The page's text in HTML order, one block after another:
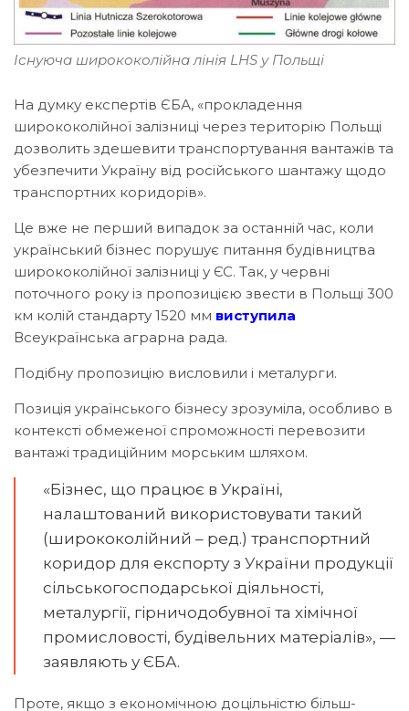
Існуюча ширококолійна лінія LHS у Польщі
На думку експертів ЄБА, «прокладення
ширококолійної залізниці через територію Польщі
дозволить здешевити транспортування вантажів та
убезпечити Україну від російського шантажу щодо
транспортних коридорів».
Це вже не перший випадок за останній час, коли
український бізнес порушує питання будівництва
ширококолійної залізниці у ЄС. Так, у червні
поточного року із пропозицією звести в Польщі 300
км колій стандарту 1520 мм виступила
Всеукраїнська аграрна рада.
Подібну пропозицію висловили і металурги.
Позиція українського бізнесу зрозуміла, особливо в
контексті обмеженої спроможності перевозити
вантажі традиційним морським шляхом.
«Бізнес, що працює в Україні,
налаштований використовувати такий
(ширококолійний – ред.) транспортний
коридор для експорту з України продукції
сільськогосподарської діяльності,
металургії, гірничодобувної та хімічної
промисловості, будівельних матеріалів», —
заявляють у ЄБА.
Проте, якщо з економічною доцільністю більш-